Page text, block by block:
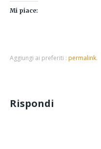
Mi piace:
Aggiungi ai preferiti : permalink.
Rispondi